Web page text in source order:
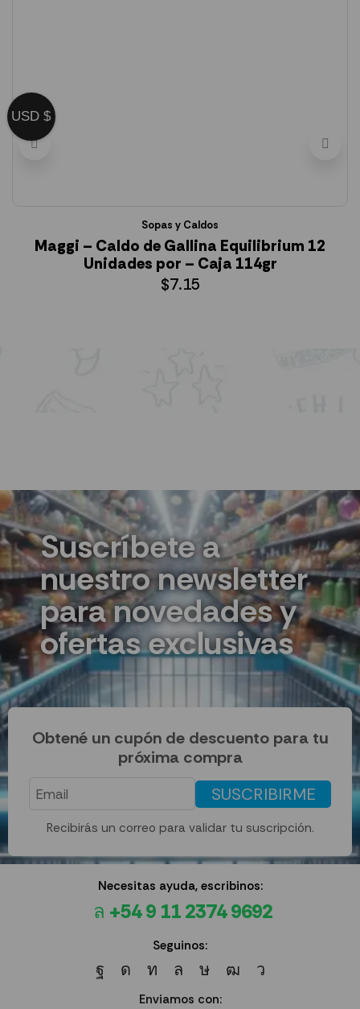
Sopas y Caldos
Maggi – Caldo de Gallina Equilibrium 12
Unidades por – Caja 114gr
$7.15
Suscríbete a
nuestro newsletter
para novedades y
ofertas exclusivas
Obtené un cupón de descuento para tu
próxima compra
SUSCRIBIRME
Recibirás un correo para validar tu suscripción.
Necesitas ayuda, escribinos:
+54 9 11 2374 9692
Seguinos:
Enviamos con:
USD $